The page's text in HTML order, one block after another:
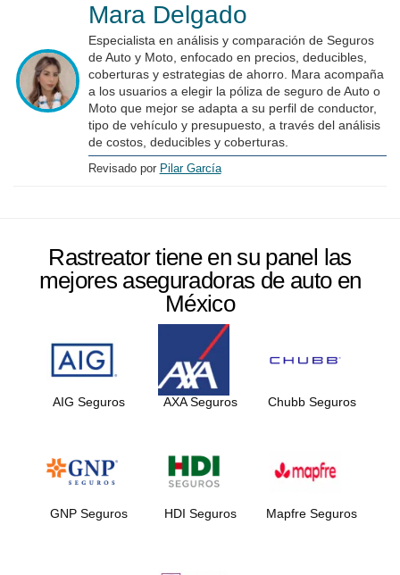
Mara Delgado
Especialista en análisis y comparación de Seguros
de Auto y Moto, enfocado en precios, deducibles,
coberturas y estrategias de ahorro. Mara acompaña
a los usuarios a elegir la póliza de seguro de Auto o
Moto que mejor se adapta a su perfil de conductor,
tipo de vehículo y presupuesto, a través del análisis
de costos, deducibles y coberturas.
Revisado por Pilar García
Rastreator tiene en su panel las
mejores aseguradoras de auto en
México
AIG Seguros AXA Seguros Chubb Seguros
GNP Seguros HDI Seguros Mapfre Seguros